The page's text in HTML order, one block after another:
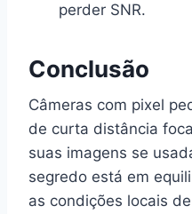
perder SNR.
Conclusão
Câmeras com pixel
de curta distância
suas imagens se
segredo está em
as condições locais